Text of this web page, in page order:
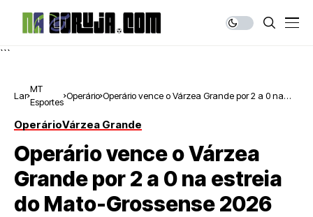
```
Lar
MT
Esportes
Operário Operário vence o Várzea Grande por 2 a 0 na
OperárioVárzea Grande
Operário vence o Várzea
Grande por 2 a 0 na estreia
do Mato-Grossense 2026